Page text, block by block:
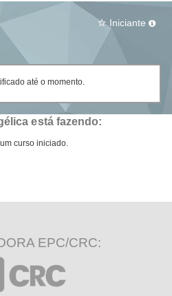
star_border Iniciante
até o momento.
está fazendo:
curso iniciado.
EPC/CRC: